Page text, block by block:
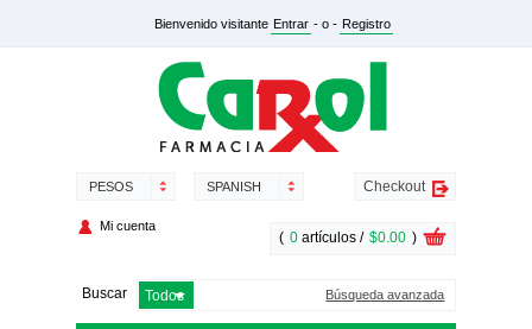
Bienvenido visitante Entrar - o - Registro
SPANISH
PESOS
Mi cuenta
Buscar Búsqueda avanzada
( 0 artículos / $0.00 )
Checkout